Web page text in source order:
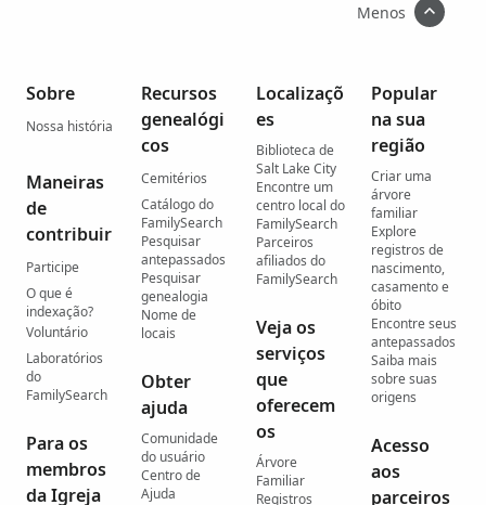
Menos
Sobre
Nossa história
Maneiras
de
contribuir
Participe
O que é
indexação?
Voluntário
Laboratórios
do
FamilySearch
Para os
membros
da Igreja
Recursos
genealógi
cos
Cemitérios
Catálogo do
FamilySearch
Pesquisar
antepassados
Pesquisar
genealogia
Nome de
locais
Obter
ajuda
Comunidade
do usuário
Centro de
Ajuda
Localizaçõ
es
Biblioteca de
Salt Lake City
Encontre um
centro local do
FamilySearch
Parceiros
afiliados do
FamilySearch
Veja os
serviços
que
oferecem
os
Árvore
Familiar
Registros
Popular
na sua
região
Criar uma
árvore
familiar
Explore
registros de
nascimento,
casamento e
óbito
Encontre seus
antepassados
Saiba mais
sobre suas
origens
Acesso
aos
parceiros